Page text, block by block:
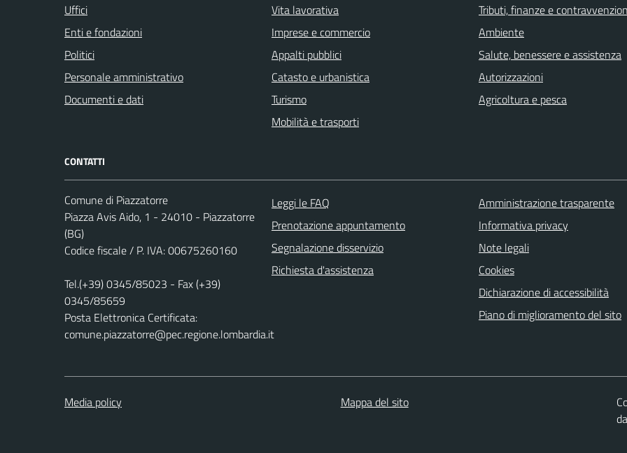
Uffici
Enti e fondazioni
Politici
Personale amministrativo
Documenti e dati
Vita lavorativa
Imprese e commercio
Appalti pubblici
Catasto e urbanistica
Turismo
Mobilità e trasporti
Tributi, finanze e
Ambiente
Salute, benessere e assistenza
Autorizzazioni
Agricoltura e pesca
CONTATTI
Comune di Piazzatorre
Piazza Avis Aido, 1 - 24010 - Piazzatorre
(BG)
Codice fiscale / P. IVA: 00675260160
Tel.(+39) 0345/85023 - Fax (+39)
0345/85659
Posta Elettronica Certificata:
comune.piazzatorre@pec.regione.lombardia.it
Leggi le FAQ
Prenotazione appuntamento
Segnalazione disservizio
Richiesta d'assistenza
Amministrazione trasparente
Informativa privacy
Note legali
Cookies
Dichiarazione di accessibilità
Piano di miglioramento del sito
Media policy Mappa del sito